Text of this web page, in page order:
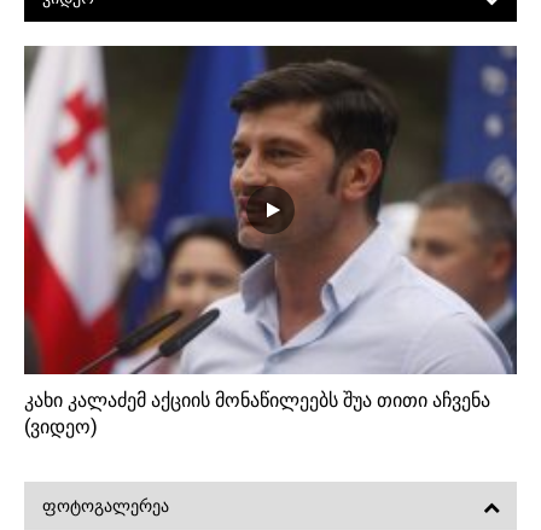
0
კახი კალაძემ აქციის მონაწილეებს შუა თითი აჩვენა
(ვიდეო)
ᲤᲝᲢᲝᲒᲐᲚᲔᲠᲔᲐ